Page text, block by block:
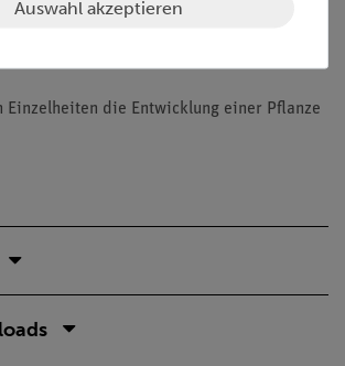
Einzelheiten die Entwicklung einer Pflanze
Auswahl akzeptieren